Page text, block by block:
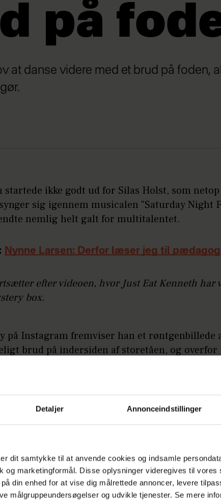
Detaljer Annonceindstillinger
dit samtykke til at anvende cookies og indsamle
og marketingformål. Disse oplysninger videregives til vores
din enhed for at vise dig målrettede annoncer, levere
målgruppeundersøgelser og udvikle tjenester. Se mere
på
at danse videre med et brud på foden,
startede ikke godt ud for Silas Holst, som
sig igennem musicalen "Saturday Night
nemlig helt galt for multitalentet.
Nynne Larsen: Derfor læser jeg til pædagog
efter videoen, hvor Just Eat Kenneth har
box.
på Instagram fremviser han et røntgenbillede
brud på indersiden af storetåen, og overfor
Lærke Bodilsen afslører stor drøm: Har
i forestillingen fredag. I en drejning, hvor skoen
jeg drejede. Så den og foden blev stående,
nu er jeg på smertestillende, mens vi spiller
færdig, fortæller Silas og tilføjer: